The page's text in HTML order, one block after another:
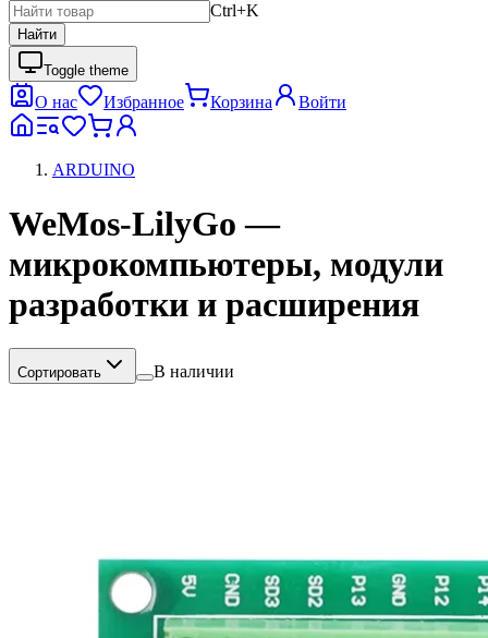
Ctrl+K
Найти
Toggle theme
О нас Избранное Корзина Войти
ARDUINO
WeMos-LilyGo —
микрокомпьютеры, модули
разработки и расширения
Сортировать В наличии